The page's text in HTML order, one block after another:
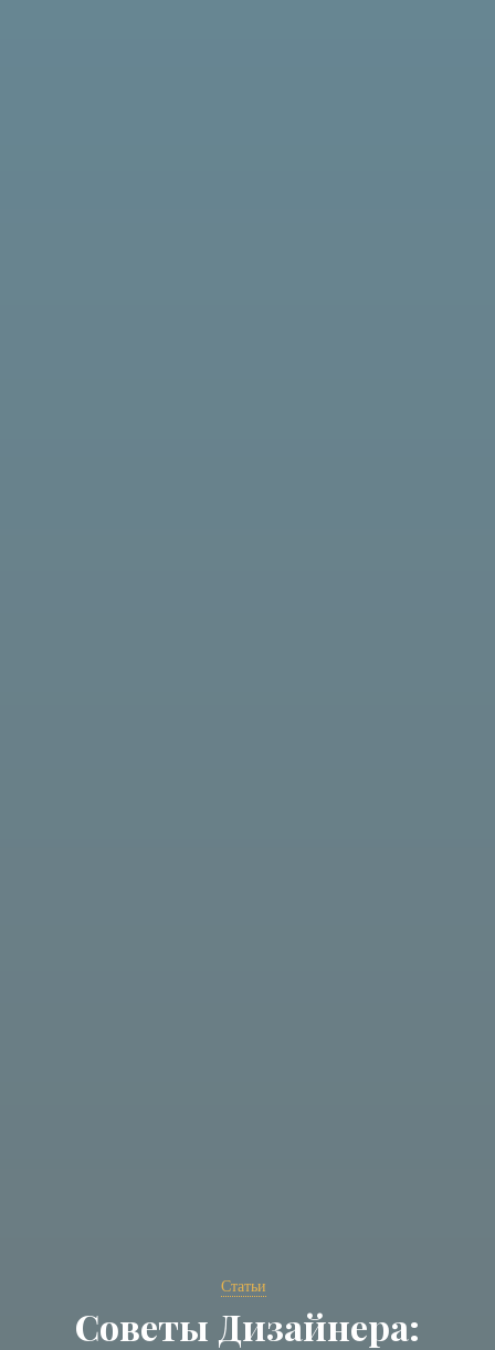
Статьи
Советы Дизайнера: